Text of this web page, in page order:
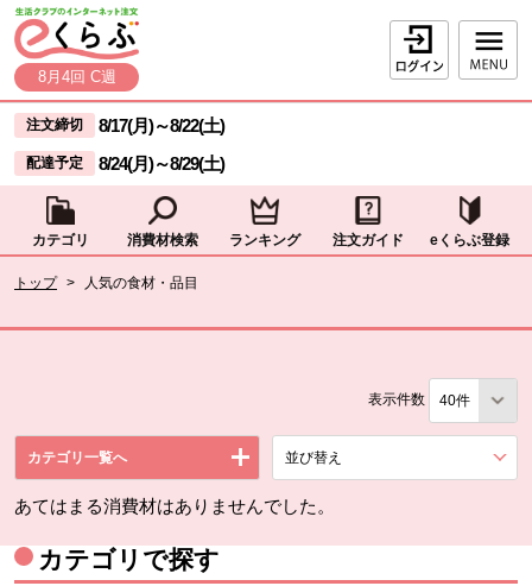
ページの先頭です。
本文へジャンプする。
8月4回 C週
ログイン
ここからサイト内共通メニューです。
サイト内共通メニューをスキップする
注文締切 8/17(月)～8/22(土)
配達予定 8/24(月)～8/29(土)
カテゴリ 消費材検索 ランキング 注文ガイド eくらぶ登録
トップ > 人気の食材・品目
表示件数
カテゴリ一覧へ 並び替え
あてはまる消費材はありませんでした。
カテゴリで探す